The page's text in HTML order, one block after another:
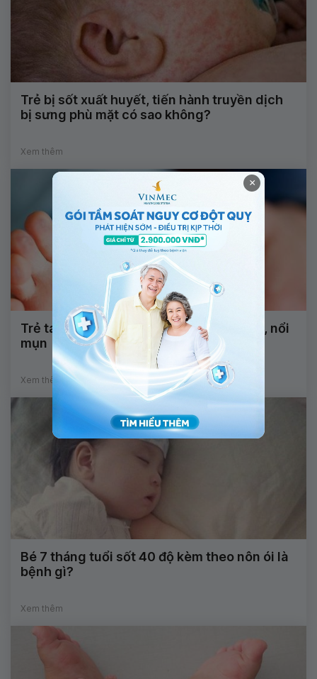
Trẻ bị sốt xuất huyết, tiến hành truyền dịch
bị sưng phù mặt có sao không?
Xem thêm
Trẻ tay chân miệng bị giật mình, sốt cao, nổi
mụn
Xem thêm
Bé 7 tháng tuổi sốt 40 độ kèm theo nôn ói là
bệnh gì?
Xem thêm
×